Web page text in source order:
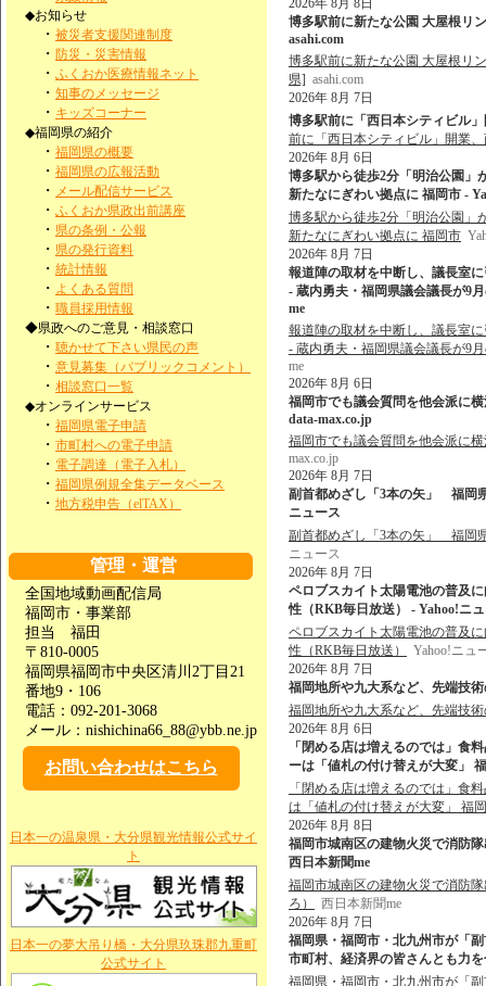
◆お知らせ
・ 被災者支援関連制度
・ 防災・災害情報
・ ふくおか医療情報ネット
・ 知事のメッセージ
・ キッズコーナー
◆福岡県の紹介
・ 福岡県の概要
・ 福岡県の広報活動
・ メール配信サービス
・ ふくおか県政出前講座
・ 県の条例・公報
・ 県の発行資料
・ 統計情報
・ よくある質問
・ 職員採用情報
◆県政へのご意見・相談窓口
・ 聴かせて下さい県民の声
・ 意見募集（パブリックコメント）
・ 相談窓口一覧
◆オンラインサービス
・ 福岡県電子申請
・ 市町村への電子申請
・ 電子調達（電子入札）
・ 福岡県例規全集データベース
・ 地方税申告（elTAX）
管理・運営
全国地域動画配信局
福岡市・事業部
担当 福田
〒810-0005
福岡県福岡市中央区清川2丁目21
番地9・106
電話：092-201-3068
メール：nishichina66_88@ybb.ne.jp
お問い合わせはこちら
日本一の温泉県・大分県観光情報公式サイ
ト
日本一の夢大吊り橋・大分県玖珠郡九重町
公式サイト
2026年 8月 8日
博多駅前に新たな公園 大屋根リ
asahi.com
博多駅前に新たな公園 大屋根リ
県] asahi.com
2026年 8月 7日
博多駅前に「西日本シティビル
前に「西日本シティビル」開業
2026年 8月 6日
博多駅から徒歩2分「明治公園」
新たなにぎわい拠点に 福岡市 -
博多駅から徒歩2分「明治公園」
新たなにぎわい拠点に 福岡市
2026年 8月 7日
報道陣の取材を中断し、議長室
- 蔵内勇夫・福岡県議会議長が9
me
報道陣の取材を中断し、議長室
- 蔵内勇夫・福岡県議会議長が9
me
2026年 8月 6日
福岡市でも議会質問を他会派に
data-max.co.jp
福岡市でも議会質問を他会派に
max.co.jp
2026年 8月 7日
副首都めざし「3本の矢」 福岡
ニュース
副首都めざし「3本の矢」 福岡
ニュース
2026年 8月 7日
ペロブスカイト太陽電池の普及
性（RKB毎日放送） - Yahoo!ニ
ペロブスカイト太陽電池の普及
性（RKB毎日放送）
Yahoo!ニュ
2026年 8月 7日
福岡地所や九大系など、先端技
福岡地所や九大系など、先端技
2026年 8月 6日
「閉める店は増えるのでは」食
ーは「値札の付け替えが大変」
「閉める店は増えるのでは」食
は「値札の付け替えが大変」 福岡
2026年 8月 8日
福岡市城南区の建物火災で消防
西日本新聞me
福岡市城南区の建物火災で消防
ろ）
西日本新聞me
2026年 8月 7日
福岡県・福岡市・北九州市が「
市町村、経済界の皆さんとも力
福岡県・福岡市・北九州市が「